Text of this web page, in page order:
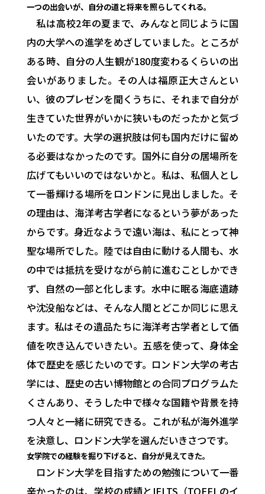
一つの出会いが、自分の道と将来を照らしてくれる。
私は高校2年の夏まで、みんなと同じように国
内の大学への進学をめざしていました。ところが
ある時、自分の人生観が180度変わるくらいの出
会いがありました。その人は福原正大さんとい
い、彼のプレゼンを聞くうちに、それまで自分が
生きていた世界がいかに狭いものだったかと気づ
いたのです。大学の選択肢は何も国内だけに留め
る必要はなかったのです。国外に自分の居場所を
広げてもいいのではないかと。私は、私個人とし
て一番輝ける場所をロンドンに見出しました。そ
の理由は、海洋考古学者になるという夢があった
からです。身近なようで遠い海は、私にとって神
聖な場所でした。陸では自由に動ける人間も、水
の中では抵抗を受けながら前に進むことしかでき
ず、自然の一部と化します。水中に眠る海底遺跡
や沈没船などは、そんな人間とどこか同じに思え
ます。私はその遺品たちに海洋考古学者として価
値を吹き込んでいきたい。五感を使って、身体全
体で歴史を感じたいのです。ロンドン大学の考古
学には、歴史の古い博物館との合同プログラムた
くさんあり、そうした中で様々な国籍や背景を持
つ人々と一緒に研究できる。これが私が海外進学
を決意し、ロンドン大学を選んだいきさつです。
女学院での経験を掘り下げると、自分が見えてきた。
ロンドン大学を目指すための勉強について一番
辛かったのは、学校の成績とIELTS（TOEFLのイ